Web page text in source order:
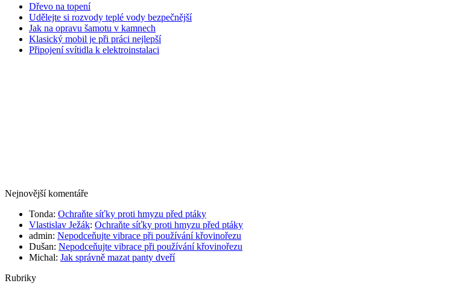
Dřevo na topení
Udělejte si rozvody teplé vody bezpečnější
Jak na opravu šamotu v kamnech
Klasický mobil je při práci nejlepší
Připojení svítidla k elektroinstalaci
Nejnovější komentáře
Tonda: Ochraňte síťky proti hmyzu před ptáky
Vlastislav Ježák: Ochraňte síťky proti hmyzu před ptáky
admin: Nepodceňujte vibrace při používání křovinořezu
Dušan: Nepodceňujte vibrace při používání křovinořezu
Michal: Jak správně mazat panty dveří
Rubriky